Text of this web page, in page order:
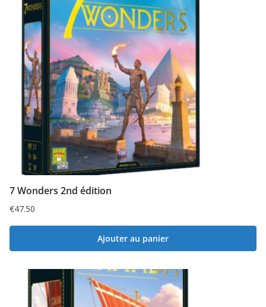
7 Wonders 2nd édition
€47.50
Ajouter au panier